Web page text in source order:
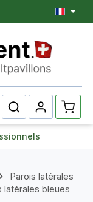
Le
Parois latérales
latérales bleues